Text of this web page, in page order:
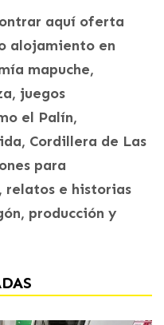
aquí oferta
alojamiento en
mapuche,
juegos
el Palín,
Cordillera de Las
para
relatos e historias
producción y